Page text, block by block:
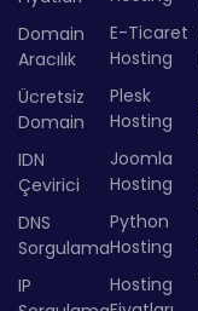
Domain
Aracılık
Ücretsiz
Domain
IDN
Çevirici
DNS
Sorgulama
IP
E-Ticaret
Hosting
Plesk
Hosting
Joomla
Hosting
Python
Hosting
Hosting